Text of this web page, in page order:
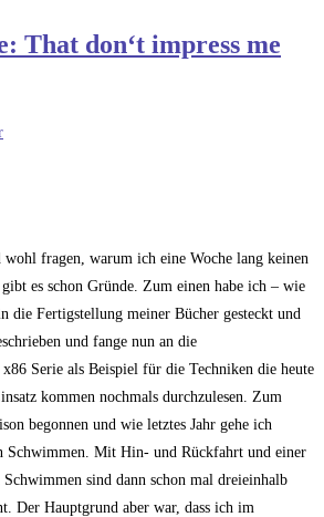
That don‘t impress me
fragen, warum ich eine Woche lang keinen
es schon Gründe. Zum einen habe ich – wie
die Fertigstellung meiner Bücher gesteckt und
und fange nun an die
Serie als Beispiel für die Techniken die heute
kommen nochmals durchzulesen. Zum
begonnen und wie letztes Jahr gehe ich
Schwimmen. Mit Hin- und Rückfahrt und einer
Schwimmen sind dann schon mal dreieinhalb
Der Hauptgrund aber war, dass ich im